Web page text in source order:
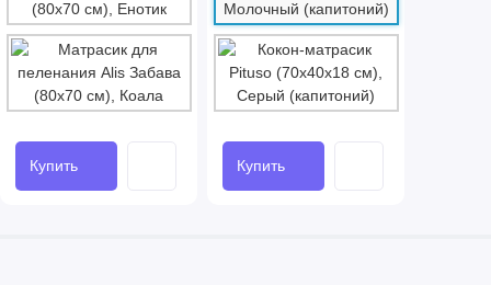
Купить Купить